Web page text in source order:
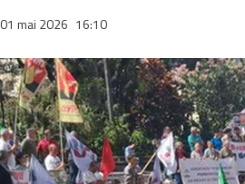
01 mai 2026 16:10